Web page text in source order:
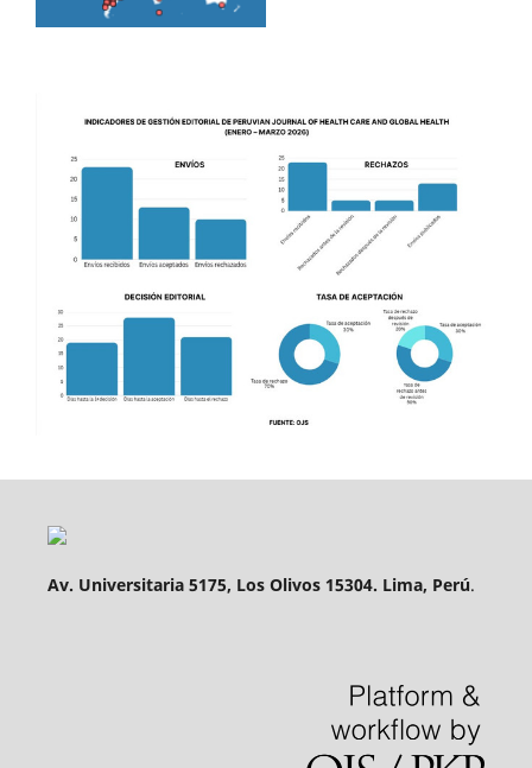
Av. Universitaria 5175, Los Olivos 15304. Lima, Perú.